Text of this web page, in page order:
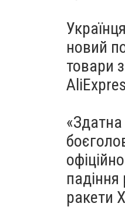
новий
товари
«Здатна
падіння
ракети